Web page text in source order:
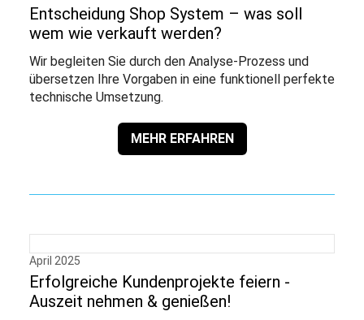
Entscheidung Shop System – was soll
wem wie verkauft werden?
Wir begleiten Sie durch den Analyse-Prozess und
übersetzen Ihre Vorgaben in eine funktionell perfekte
technische Umsetzung.
MEHR ERFAHREN
April 2025
Erfolgreiche Kundenprojekte feiern -
Auszeit nehmen & genießen!